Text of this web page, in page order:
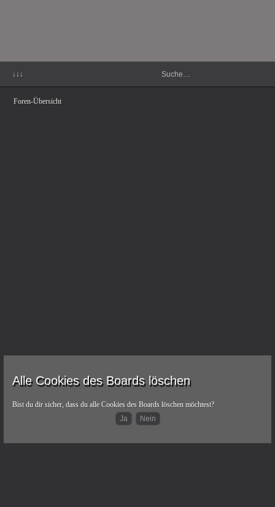
↓↓↓
Foren-Übersicht
Alle Cookies des Boards löschen
Bist du dir sicher, dass du alle Cookies des Boards löschen möchtest?